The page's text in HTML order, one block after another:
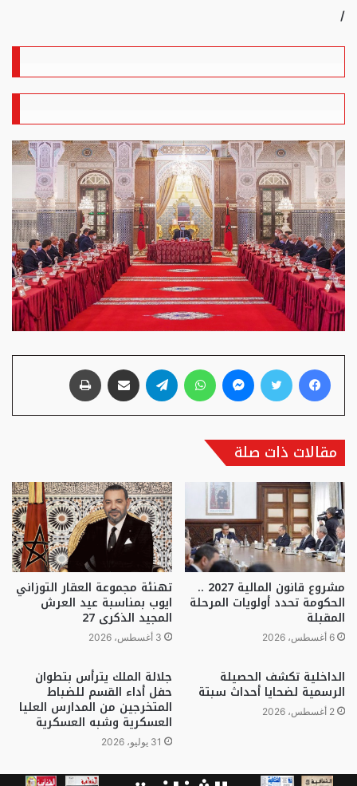
/
فيسبوك تويتر ماسنجر واتساب تيلقرام مشاركة عبر البريد
مقالات ذات صلة
مشروع قانون المالية 2027 ..
الحكومة تحدد أولويات المرحلة
المقبلة
6 أغسطس، 2026
تهنئة مجموعة العقار التوزاني
ايوب بمناسبة عيد العرش
المجيد الذكرى 27
3 أغسطس، 2026
الداخلية تكشف الحصيلة
الرسمية لضحايا أحداث سبتة
2 أغسطس، 2026
جلالة الملك يترأس بتطوان
حفل أداء القسم للضباط
المتخرجين من المدارس العليا
العسكرية وشبه العسكرية
31 يوليو، 2026